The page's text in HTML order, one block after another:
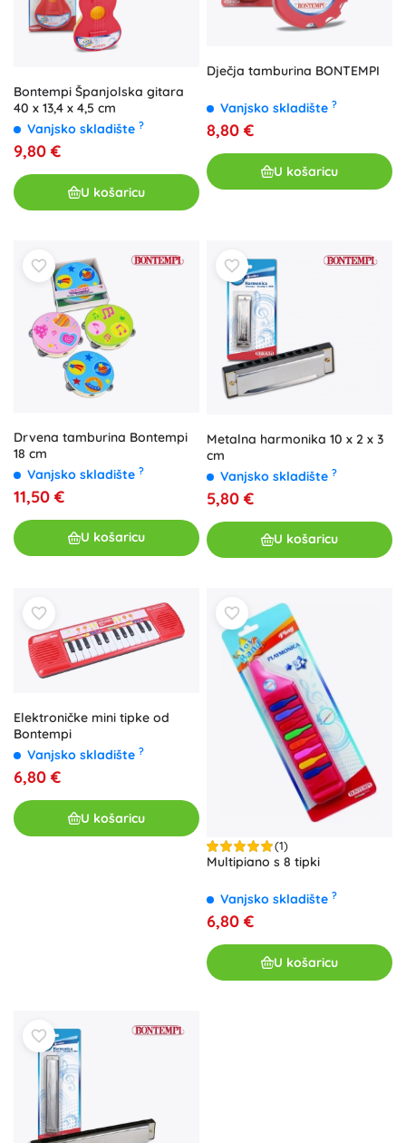
Bontempi Španjolska gitara
40 x 13,4 x 4,5 cm
Vanjsko skladište ?
9,80 €
U košaricu
Dječja tamburina BONTEMPI
Vanjsko skladište ?
8,80 €
U košaricu
Drvena tamburina Bontempi
18 cm
Vanjsko skladište ?
11,50 €
U košaricu
Metalna harmonika 10 x 2 x 3
cm
Vanjsko skladište ?
5,80 €
U košaricu
Elektroničke mini tipke od
Bontempi
Vanjsko skladište ?
6,80 €
U košaricu
(1)
Multipiano s 8 tipki
Vanjsko skladište ?
6,80 €
U košaricu